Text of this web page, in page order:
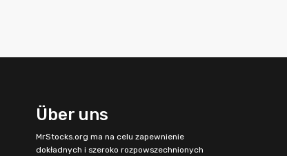
Über uns
MrStocks.org ma na celu zapewnienie
dokładnych i szeroko rozpowszechnionych